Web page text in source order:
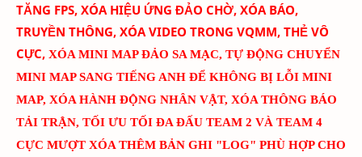
TĂNG FPS, XÓA HIỆU ỨNG ĐẢO CHỜ, XÓA BÁO,
TRUYỀN THÔNG, XÓA VIDEO TRONG VQMM, THẺ VÔ
CỰC, XÓA MINI MAP ĐẢO SA MẠC, TỰ ĐỘNG CHUYỂN
MINI MAP SANG TIẾNG ANH ĐỂ KHÔNG BỊ LỖI MINI
MAP, XÓA HÀNH ĐỘNG NHÂN VẬT, XÓA THÔNG BÁO
TẢI TRẬN, TỐI ƯU TỐI ĐA ĐẤU TEAM 2 VÀ TEAM 4
CỰC MƯỢT XÓA THÊM BẢN GHI "LOG" PHÙ HỢP CHO